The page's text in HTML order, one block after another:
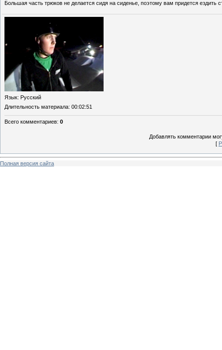
Большая часть трюков не делается сидя на сиденье, поэтому вам придется ездить
Язык: Русский
Длительность материала: 00:02:51
Всего комментариев: 0
Добавлять комментарии
[
Полная версия сайта